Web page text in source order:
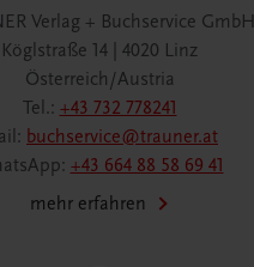
Verlag + Buchservice GmbH
Köglstraße 14 | 4020 Linz
Österreich/Austria
Tel.: +43 732 778241
buchservice@trauner.at
+43 664 88 58 69 41
mehr erfahren